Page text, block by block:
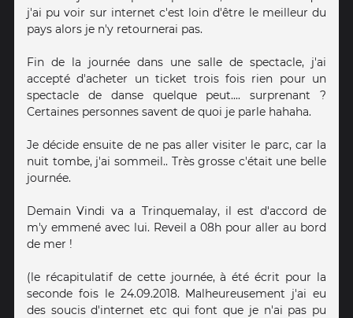
j'ai pu voir sur internet c'est loin d'être le meilleur du
pays alors je n'y retournerai pas.
Fin de la journée dans une salle de spectacle, j'ai
accepté d'acheter un ticket trois fois rien pour un
spectacle de danse quelque peut.... surprenant ?
Certaines personnes savent de quoi je parle hahaha.
Je décide ensuite de ne pas aller visiter le parc, car la
nuit tombe, j'ai sommeil.. Très grosse c'était une belle
journée.
Demain Vindi va a Trinquemalay, il est d'accord de
m'y emmené avec lui. Reveil a 08h pour aller au bord
de mer !
(le récapitulatif de cette journée, à été écrit pour la
seconde fois le 24.09.2018. Malheureusement j'ai eu
des soucis d'internet etc qui font que je n'ai pas pu